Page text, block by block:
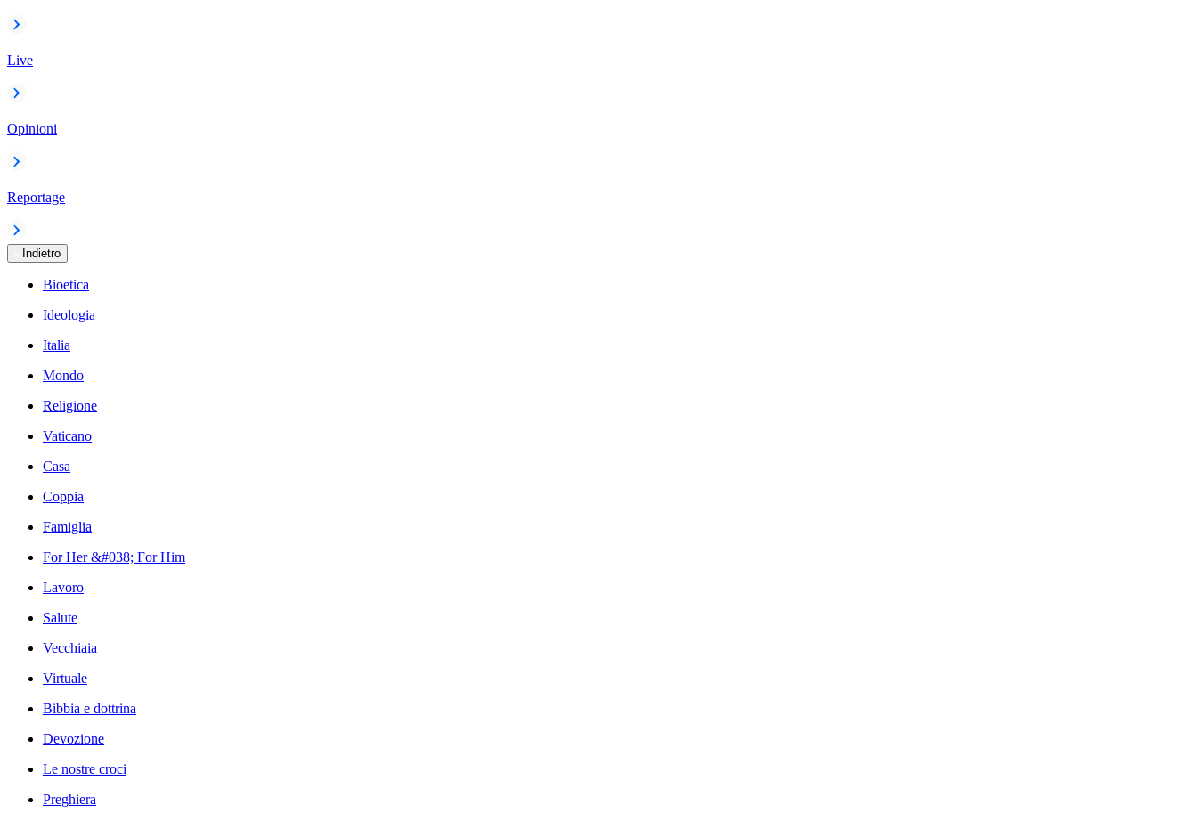
Live
Opinioni
Reportage
Indietro
Bioetica
Ideologia
Italia
Mondo
Religione
Vaticano
Casa
Coppia
Famiglia
For Her &#038; For Him
Lavoro
Salute
Vecchiaia
Virtuale
Bibbia e dottrina
Devozione
Le nostre croci
Preghiera